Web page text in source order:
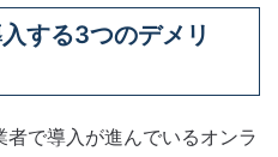
する3つのデメリ
で導入が進んでいるオンラ